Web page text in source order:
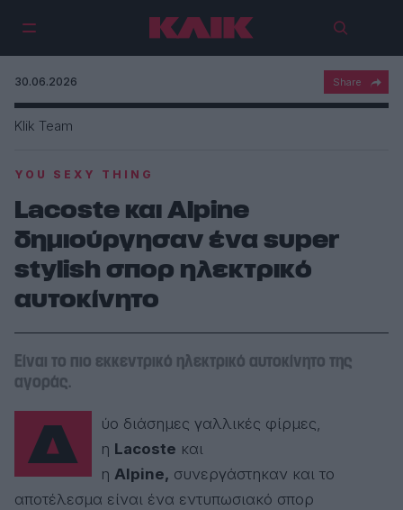
30.06.2026
YOU SEXY THING
Lacoste και Alpine
δημιούργησαν ένα super
stylish σπορ ηλεκτρικό
αυτοκίνητο
Είναι το πιο εκκεντρικό ηλεκτρικό αυτοκίνητο της
αγοράς.
Δύο διάσημες γαλλικές φίρμες, η Lacoste και
η Alpine, συνεργάστηκαν και το
αποτέλεσμα είναι ένα εντυπωσιακό σπορ
Klik Team